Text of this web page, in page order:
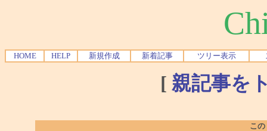
HOME HELP 新規作成 新着記事 ツリー表示
[ 親記事を
こ